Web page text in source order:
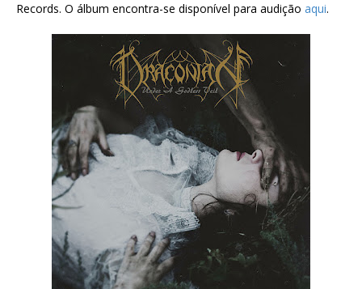
Records. O álbum encontra-se disponível para audição aqui.